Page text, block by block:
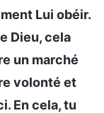
Lui obéir.
Dieu, cela
un marché
volonté et
En cela, tu